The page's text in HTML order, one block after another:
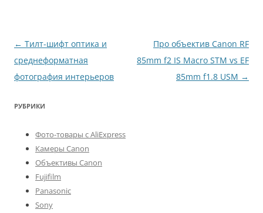
Навигация
по
записям
← Тилт-шифт оптика и
среднеформатная
фотография интерьеров
Про объектив Canon RF
85mm f2 IS Macro STM vs EF
85mm f1.8 USM →
РУБРИКИ
Фото-товары с AliExpress
Камеры Canon
Объективы Canon
Fujifilm
Panasonic
Sony